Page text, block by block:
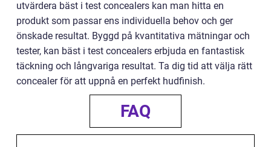
utvärdera bäst i test concealers kan man hitta en
produkt som passar ens individuella behov och ger
önskade resultat. Byggd på kvantitativa mätningar och
tester, kan bäst i test concealers erbjuda en fantastisk
täckning och långvariga resultat. Ta dig tid att välja rätt
concealer för att uppnå en perfekt hudfinish.
FAQ